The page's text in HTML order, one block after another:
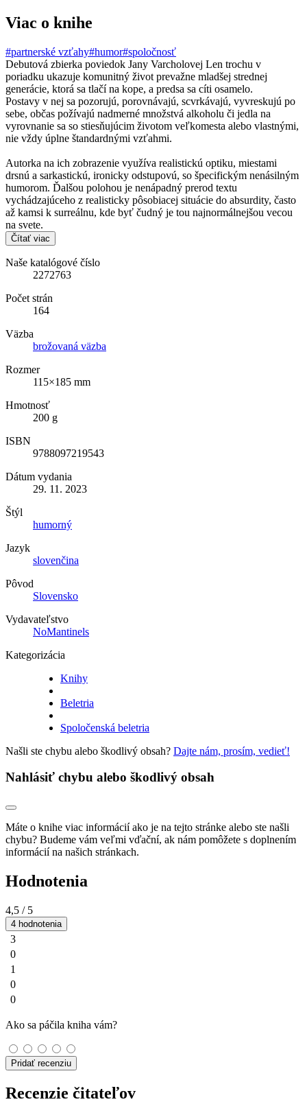
Viac o knihe
#partnerské vzťahy#humor#spoločnosť
Debutová zbierka poviedok Jany Varcholovej Len trochu v
poriadku ukazuje komunitný život prevažne mladšej strednej
generácie, ktorá sa tlačí na kope, a predsa sa cíti osamelo.
Postavy v nej sa pozorujú, porovnávajú, scvrkávajú, vyvreskujú po
sebe, občas požívajú nadmerné množstvá alkoholu či jedla na
vyrovnanie sa so stiesňujúcim životom veľkomesta alebo vlastnými,
nie vždy úplne štandardnými vzťahmi.
Autorka na ich zobrazenie využíva realistickú optiku, miestami
drsnú a sarkastickú, ironicky odstupovú, so špecifickým nenásilným
humorom. Ďalšou polohou je nenápadný prerod textu
vychádzajúceho z realisticky pôsobiacej situácie do absurdity, často
až kamsi k surreálnu, kde byť čudný je tou najnormálnejšou vecou
na svete.
Čítať viac
Naše katalógové číslo
2272763
Počet strán
164
Väzba
brožovaná väzba
Rozmer
115×185 mm
Hmotnosť
200 g
ISBN
9788097219543
Dátum vydania
29. 11. 2023
Štýl
humorný
Jazyk
slovenčina
Pôvod
Slovensko
Vydavateľstvo
NoMantinels
Kategorizácia
Knihy
Beletria
Spoločenská beletria
Našli ste chybu alebo škodlivý obsah? Dajte nám, prosím, vedieť!
Nahlásiť chybu alebo škodlivý obsah
Máte o knihe viac informácií ako je na tejto stránke alebo ste našli
chybu? Budeme vám veľmi vďační, ak nám pomôžete s doplnením
informácií na našich stránkach.
Hodnotenia
4,5 / 5
4 hodnotenia
3
0
1
0
0
Ako sa páčila kniha vám?
Pridať recenziu
Recenzie čitateľov